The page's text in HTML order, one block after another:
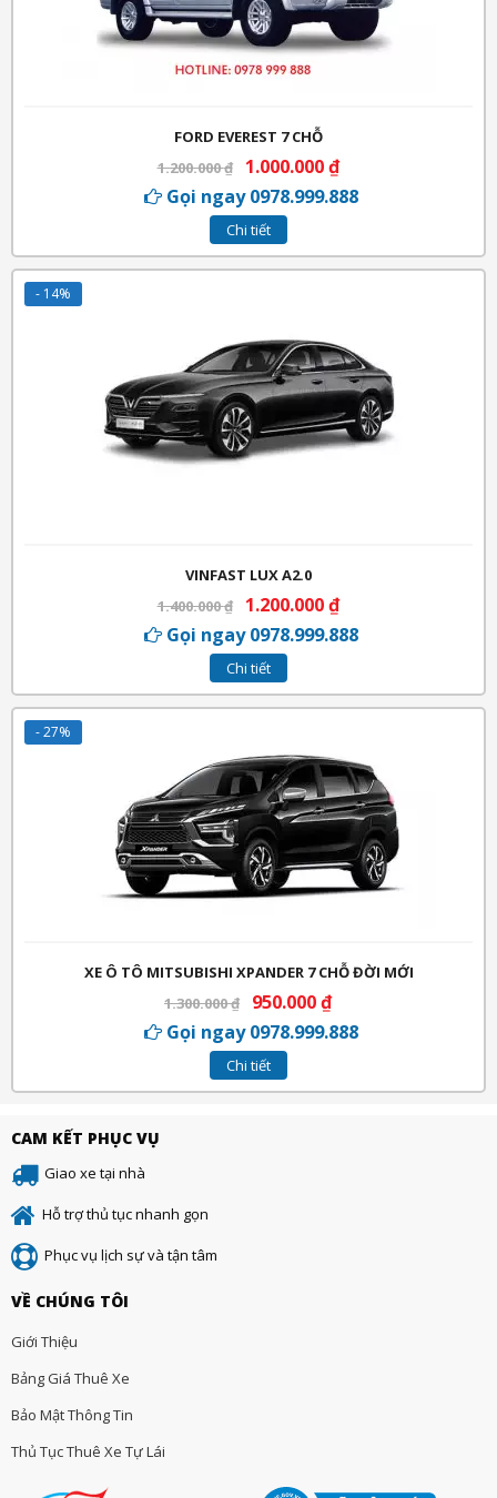
FORD EVEREST 7 CHỖ
1.200.000₫ 1.000.000₫
Gọi ngay 0978.999.888
Chi tiết
- 14%
VINFAST LUX A2.0
1.400.000₫ 1.200.000₫
Gọi ngay 0978.999.888
Chi tiết
- 27%
XE Ô TÔ MITSUBISHI XPANDER 7 CHỖ ĐỜI MỚI
1.300.000₫ 950.000₫
Gọi ngay 0978.999.888
Chi tiết
CAM KẾT PHỤC VỤ
Giao xe tại nhà
Hỗ trợ thủ tục nhanh gọn
Phục vụ lịch sự và tận tâm
VỀ CHÚNG TÔI
Giới Thiệu
Bảng Giá Thuê Xe
Bảo Mật Thông Tin
Thủ Tục Thuê Xe Tự Lái